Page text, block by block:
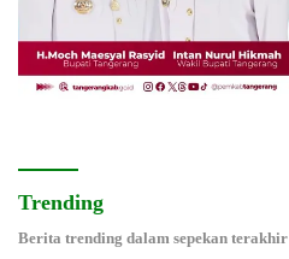
Trending
Berita trending dalam sepekan terakhir